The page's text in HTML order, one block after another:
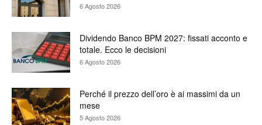
6 Agosto 2026
Dividendo Banco BPM 2027: fissati acconto e
totale. Ecco le decisioni
6 Agosto 2026
Perché il prezzo dell’oro è ai massimi da un
mese
5 Agosto 2026